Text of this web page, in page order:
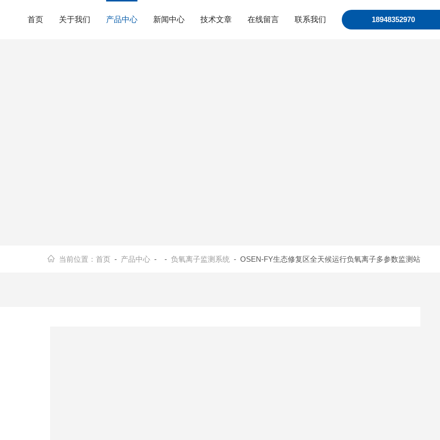
18948352970
首页 关于我们 产品中心 新闻中心 技术文章 在线留言 联系我们
当前位置： 首页 - 产品中心- - 负氧离子监测系统 - OSEN-FY生态修复区全天候运行负氧离子多参数监测站